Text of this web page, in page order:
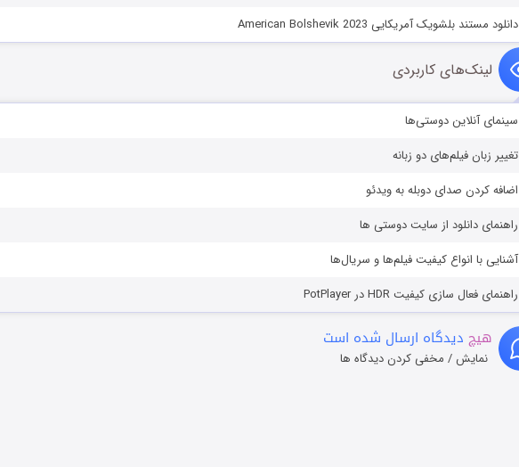
دانلود مستند بلشویک آمریکایی American Bolshevik 2023
لینک‌های کاربردی
سینمای آنلاین دوستی‌ها
تغییر زبان فیلم‌های دو زبانه
اضافه کردن صدای دوبله به ویدئو
راهنمای دانلود از سایت دوستی ها
آشنایی با انواع کیفیت فیلم‌ها و سریال‌ها
راهنمای فعال سازی کیفیت HDR در PotPlayer
هیچ دیدگاه ارسال شده است
نمایش / مخفی کردن دیدگاه ها